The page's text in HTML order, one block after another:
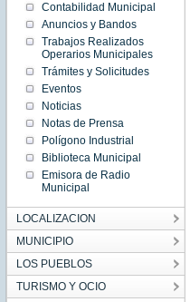
Contabilidad Municipal
Anuncios y Bandos
Trabajos Realizados
Operarios Municipales
Trámites y Solicitudes
Eventos
Noticias
Notas de Prensa
Polígono Industrial
Biblioteca Municipal
Emisora de Radio
Municipal
LOCALIZACION
MUNICIPIO
LOS PUEBLOS
TURISMO Y OCIO